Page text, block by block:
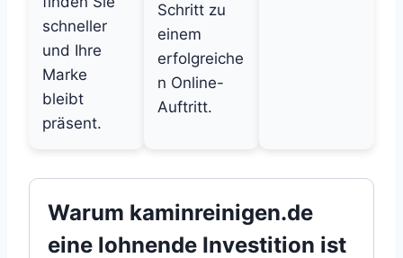
schneller
und Ihre
Marke
bleibt
präsent.
Schritt zu
einem
erfolgreiche
n Online-
Auftritt.
Warum kaminreinigen.de
eine lohnende Investition ist